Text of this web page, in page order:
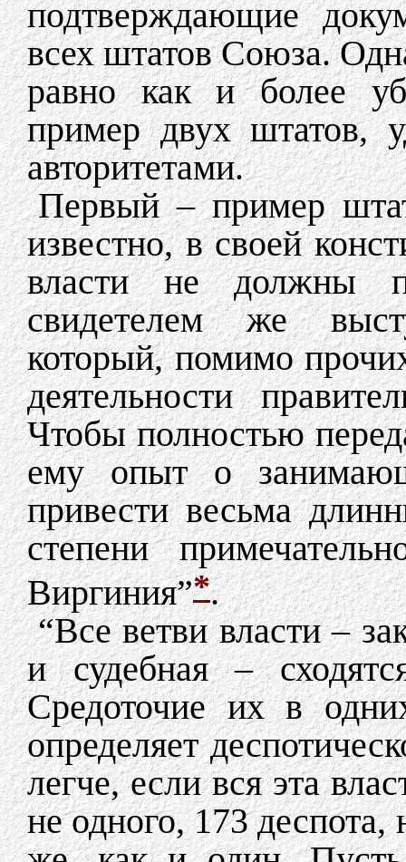
подтверждающие
всех штатов Союза.
равно как и более
пример двух штатов,
авторитетами.
Первый – пример
известно, в своей
власти не должны
свидетелем же
который, помимо
деятельности
Чтобы полностью
ему опыт о
привести весьма
степени
Виргиния”*.
“Все ветви власти –
и судебная –
Средоточие их в
определяет
легче, если вся эта
не одного, 173 деспота,